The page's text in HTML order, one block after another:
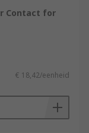
Contact for
€ 18,42/eenheid